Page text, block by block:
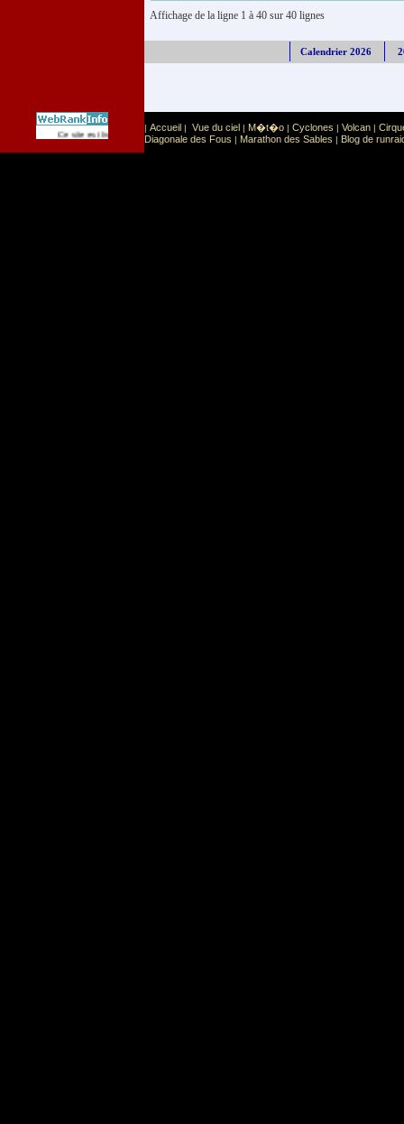
Affichage de la ligne 1 à 40 sur 40 lignes
Calendrier 2026
Ce site est list� dans la cat�gorie Sport: Sports extr�mes
| Accueil | Vue du ciel | M�t�o | Cyclones | Volcan |
Diagonale des Fous | Marathon des Sables | Blog de